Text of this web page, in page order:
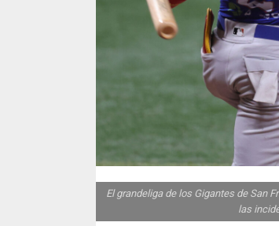
El grandeliga de los Gigantes de San
las